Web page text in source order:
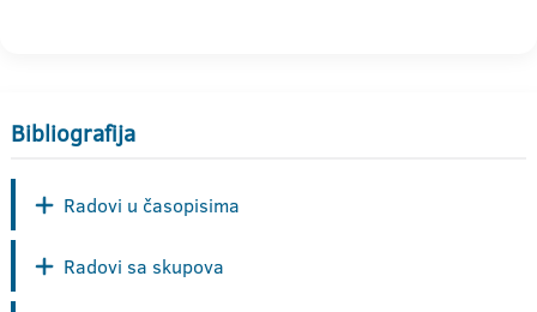
Bibliografija
Radovi u časopisima
Radovi sa skupova